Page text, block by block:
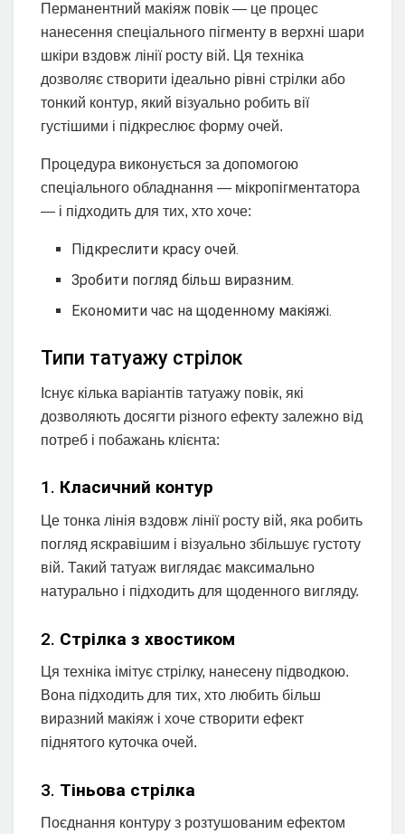
Перманентний макіяж повік — це процес
нанесення спеціального пігменту в верхні шари
шкіри вздовж лінії росту вій. Ця техніка
дозволяє створити ідеально рівні стрілки або
тонкий контур, який візуально робить вії
густішими і підкреслює форму очей.
Процедура виконується за допомогою
спеціального обладнання — мікропігментатора
— і підходить для тих, хто хоче:
Підкреслити красу очей.
Зробити погляд більш виразним.
Економити час на щоденному макіяжі.
Типи татуажу стрілок
Існує кілька варіантів татуажу повік, які
дозволяють досягти різного ефекту залежно від
потреб і побажань клієнта:
1. Класичний контур
Це тонка лінія вздовж лінії росту вій, яка робить
погляд яскравішим і візуально збільшує густоту
вій. Такий татуаж виглядає максимально
натурально і підходить для щоденного вигляду.
2. Стрілка з хвостиком
Ця техніка імітує стрілку, нанесену підводкою.
Вона підходить для тих, хто любить більш
виразний макіяж і хоче створити ефект
піднятого куточка очей.
3. Тіньова стрілка
Поєднання контуру з розтушованим ефектом